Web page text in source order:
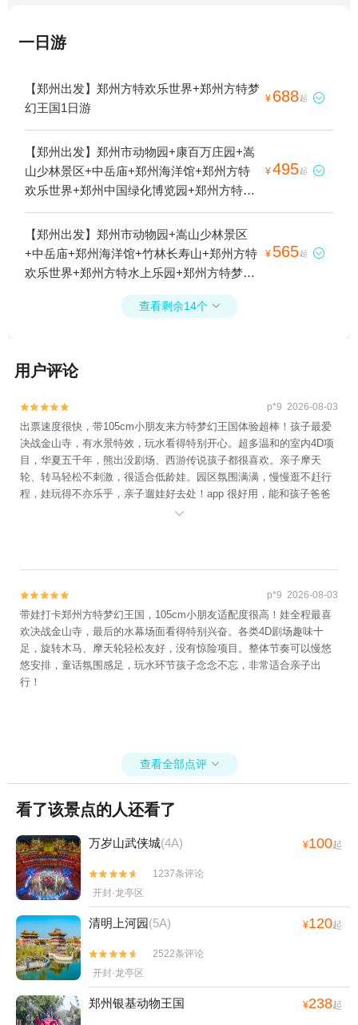
一日游
【郑州出发】郑州方特欢乐世界+郑州方特梦
幻王国1日游
¥ 688起 
【郑州出发】郑州市动物园+康百万庄园+嵩
山少林景区+中岳庙+郑州海洋馆+郑州方特
欢乐世界+郑州中国绿化博览园+郑州方特梦
幻王国+郑州银基黄帝宫御温泉+郑州银基乐
海神话世界+郑州园博园+郑州银基冰雪世界
+伏羲山红石林景区+郑州电影小镇+郑州银
基动物王国+嵩山少林寺武僧院+黄帝千古情
区+郑州方特旅游度假区1日游
¥495起 
【郑州出发】郑州市动物园+嵩山少林景区
+中岳庙+郑州海洋馆+竹林长寿山+郑州方特
欢乐世界+郑州方特水上乐园+郑州方特梦幻
王国+郑州银基黄帝宫御温泉+郑州园博园
+郑州银基冰雪世界+郑州电影小镇+郑州银
¥ 565起 
查看剩余14个 
用户评论

 p*9 2026-08-03
出票速度很快，带105cm小朋友来方特梦幻王国体验超棒！孩子最爱
决战金山寺，有水景特效，玩水看得特别开心。超多温和的室内4D项
目，华夏五千年，熊出没剧场、西游传说孩子都很喜欢。亲子摩天
轮、转马轻松不刺激，很适合低龄娃。园区氛围满满，慢慢逛不赶行
程，娃玩得不亦乐乎，亲子遛娃好去处！app 很好用，能和孩子爸爸


 p*9 2026-08-03
带娃打卡郑州方特梦幻王国，105cm小朋友适配度很高！娃全程最喜
欢决战金山寺，最后的水幕场面看得特别兴奋。各类4D剧场趣味十
足，旋转木马、摩天轮轻松友好，没有惊险项目。整体节奏可以慢悠
悠安排，童话氛围感足，玩水环节孩子念念不忘，非常适合亲子出
行！
查看全部点评 
看了该景点的人还看了
万岁山武侠城(4A) ¥100起


1237条评论
开封·龙亭区
清明上河园(5A) ¥120起


2522条评论
开封·龙亭区
郑州银基动物王国 ¥238起